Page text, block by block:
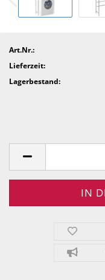
Art.Nr.:
Lieferzeit:
Lagerbestand: